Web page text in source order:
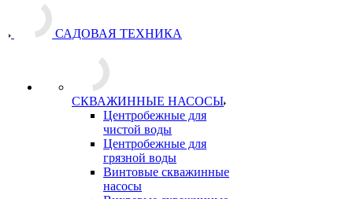
САДОВАЯ ТЕХНИКА
СКВАЖИННЫЕ НАСОСЫ
Центробежные для
чистой воды
Центробежные для
грязной воды
Винтовые скважинные
насосы